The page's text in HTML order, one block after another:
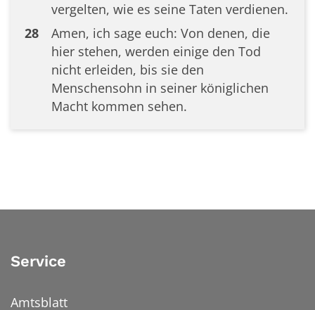
vergelten, wie es seine Taten verdienen.
28
Amen, ich sage euch: Von denen, die
hier stehen, werden einige den Tod
nicht erleiden, bis sie den
Menschensohn in seiner königlichen
Macht kommen sehen.
Service
Amtsblatt